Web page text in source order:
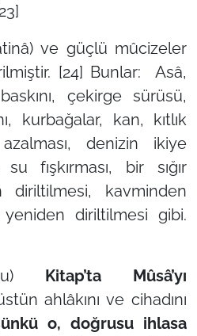
ve güçlü mûcizeler
[24] Bunlar: Asâ,
çekirge sürüsü,
kurbağalar, kan, kıtlık
denizin ikiye
fışkırması, bir sığır
diriltilmesi, kavminden
yeniden diriltilmesi gibi.
Kitap’ta Mûsâ’yı
ahlâkını ve cihadını
o, doğrusu ihlasa